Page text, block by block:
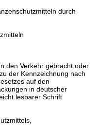
durch
den Verkehr gebracht oder
der Kennzeichnung nach
auf den
in deutscher
lesbarer Schrift